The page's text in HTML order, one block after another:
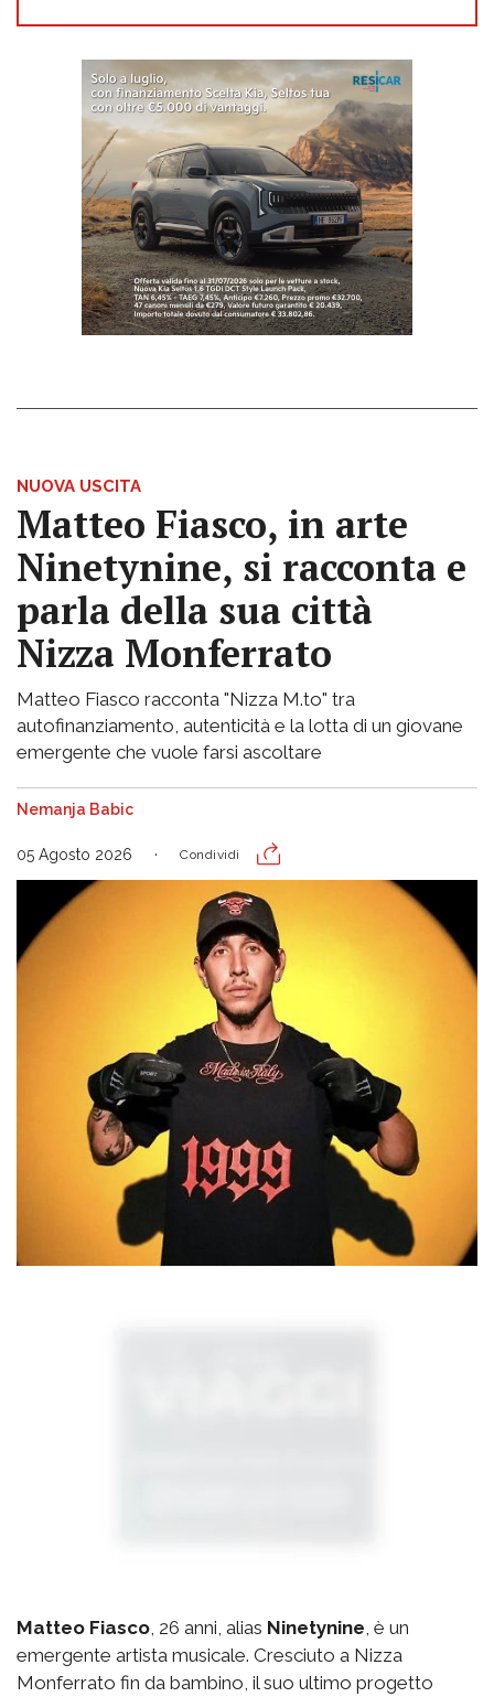
NUOVA USCITA
Matteo Fiasco, in arte
Ninetynine, si racconta e
parla della sua città
Nizza Monferrato
Matteo Fiasco racconta "Nizza M.to" tra
autofinanziamento, autenticità e la lotta di un giovane
emergente che vuole farsi ascoltare
Nemanja Babic
05 Agosto 2026 Condividi
Matteo Fiasco , 26 anni, alias Ninetynine , è un
emergente artista musicale. Cresciuto a Nizza
Monferrato fin da bambino, il suo ultimo progetto